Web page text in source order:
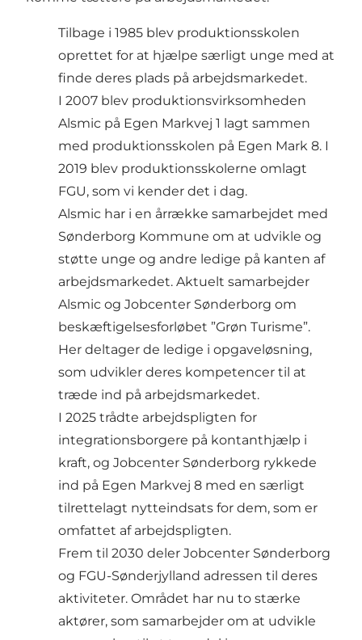
Tilbage i 1985 blev produktionsskolen
oprettet for at hjælpe særligt unge med at
finde deres plads på arbejdsmarkedet.
I 2007 blev produktionsvirksomheden
Alsmic på Egen Markvej 1 lagt sammen
med produktionsskolen på Egen Mark 8. I
2019 blev produktionsskolerne omlagt
FGU, som vi kender det i dag.
Alsmic har i en årrække samarbejdet med
Sønderborg Kommune om at udvikle og
støtte unge og andre ledige på kanten af
arbejdsmarkedet. Aktuelt samarbejder
Alsmic og Jobcenter Sønderborg om
beskæftigelsesforløbet ”Grøn Turisme”.
Her deltager de ledige i opgaveløsning,
som udvikler deres kompetencer til at
træde ind på arbejdsmarkedet.
I 2025 trådte arbejdspligten for
integrationsborgere på kontanthjælp i
kraft, og Jobcenter Sønderborg rykkede
ind på Egen Markvej 8 med en særligt
tilrettelagt nytteindsats for dem, som er
omfattet af arbejdspligten.
Frem til 2030 deler Jobcenter Sønderborg
og FGU-Sønderjylland adressen til deres
aktiviteter. Området har nu to stærke
aktører, som samarbejder om at udvikle